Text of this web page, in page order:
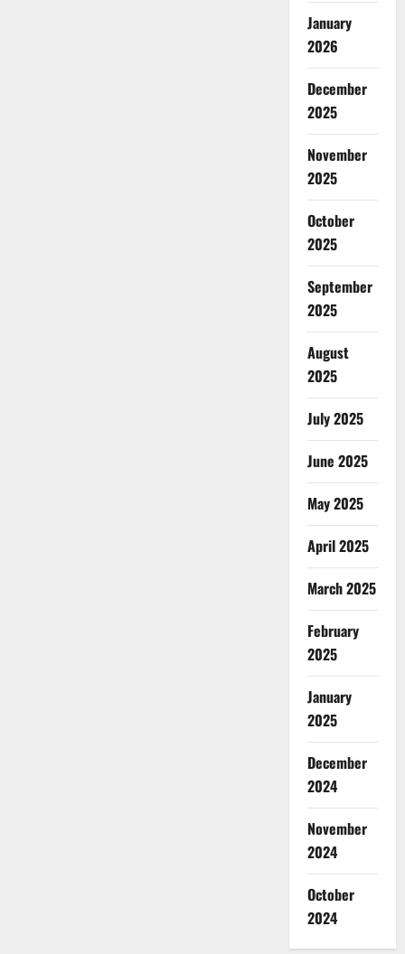
January
2026
December
2025
November
2025
October
2025
September
2025
August
2025
July 2025
June 2025
May 2025
April 2025
March 2025
February
2025
January
2025
December
2024
November
2024
October
2024